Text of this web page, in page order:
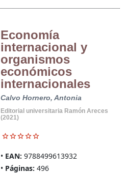
Economía
internacional y
organismos
económicos
internacionales
Calvo Hornero, Antonia
Editorial universitaria Ramón Areces
(2021)
EAN: 9788499613932
Páginas: 496